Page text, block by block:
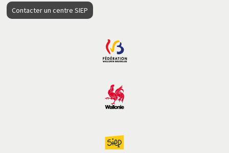
Contacter un centre SIEP